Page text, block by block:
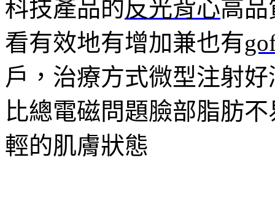
科技產品的反光背心高
看有效地有增加兼也有
戶，治療方式微型注射好
比總電磁問題臉部脂肪
輕的肌膚狀態